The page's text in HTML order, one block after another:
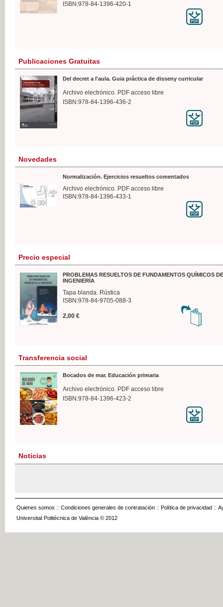
ISBN:978-84-1396-420-1
Publicaciones Gratuitas
Del decret a l'aula. Guia práctica de disseny curricular
Archivo electrónico. PDF acceso libre
ISBN:978-84-1396-436-2
Novedades
Normalización. Ejercicios resueltos comentados
Archivo electrónico. PDF acceso libre
ISBN:978-84-1396-433-1
Precio especial
PROBLEMAS RESUELTOS DE FUNDAMENTOS QUÍMICOS
INGENIERÍA
Tapa blanda. Rústica
ISBN:978-84-9705-088-3
2,00 €
Transferencia social
Bocados de mar. Educación primaria
Archivo electrónico. PDF acceso libre
ISBN:978-84-1396-423-2
Noticias
Quienes somos :: Condiciones generales de contratación :: Política de privacidad ::
Universitat Politècnica de València © 2012